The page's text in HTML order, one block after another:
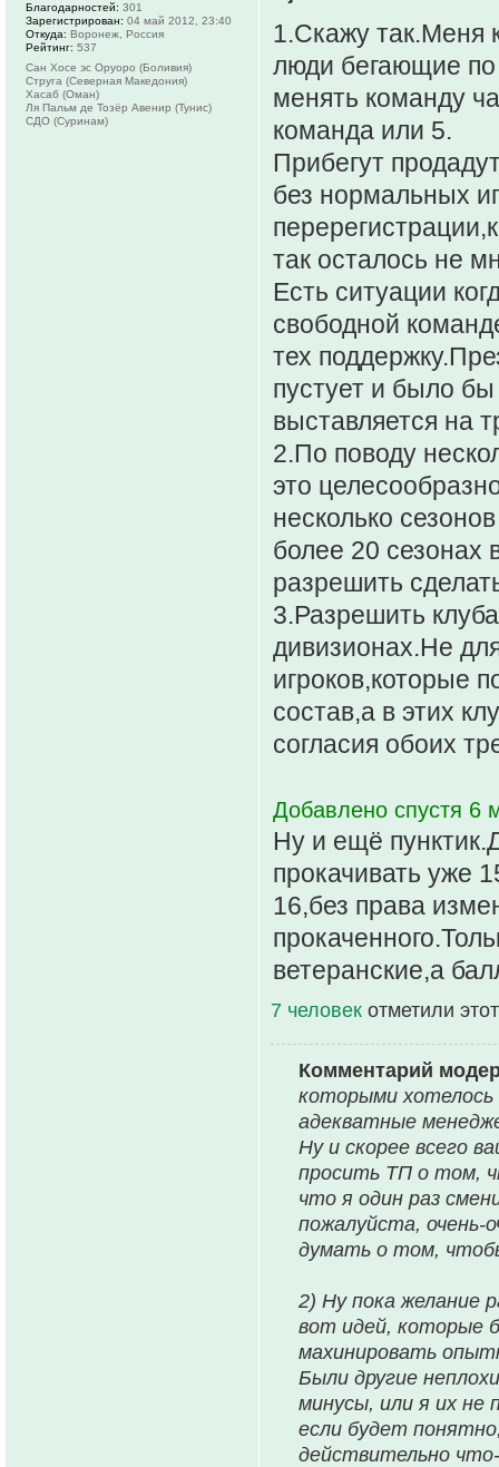
1.Скажу так.Меня
люди бегающие
менять команду
команда или 5.
Прибегут
без нормальных
так осталось не
Есть ситуации
свободной
тех
пустует и было бы
выставляется на
2.По поводу
это
несколько
более 20 сезонах
разрешить
3.Разрешить
дивизионах.Не
игроков,которые
состав,а в этих
согласия обоих
Добавлено спустя 6
Ну и ещё
прокачивать уже
16,без права
ветеранские,а
7 человек отметили
Комментарий
которыми хотелось
адекватные
Ну и скорее всего
просить ТП о том,
что я один раз
пожалуйста, очень-
думать о том,
2) Ну пока желание
вот идей, которые
махинировать
Были другие
минусы, или я их
если будет
действительно
Благодарностей: 301
Зарегистрирован: 04 май 2012, 23:40
Откуда: Воронеж, Россия
Рейтинг: 537
Сан Хосе эс Оруоро (Боливия)
Струга (Северная Македония)
Хасаб (Оман)
Ля Пальм де Тозёр Авенир (Тунис)
СДО (Суринам)